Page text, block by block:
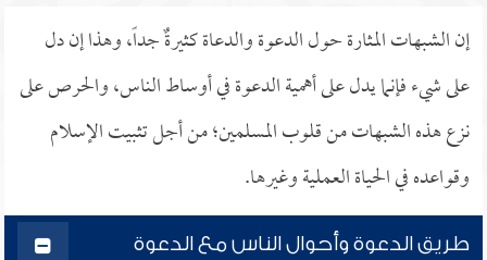
إن الشبهات المثارة حول الدعوة والدعاة كثيرةٌ جداً، وهذا إن دل
على شيء فإنما يدل على أهمية الدعوة في أوساط الناس، والحرص على
نزع هذه الشبهات من قلوب المسلمين؛ من أجل تثبيت الإسلام
وقواعده في الحياة العملية وغيرها.
طريق الدعوة وأحوال الناس مع الدعوة